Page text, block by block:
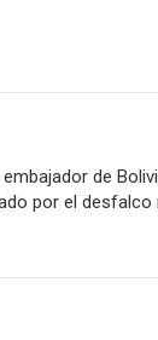
de
por el desfalco